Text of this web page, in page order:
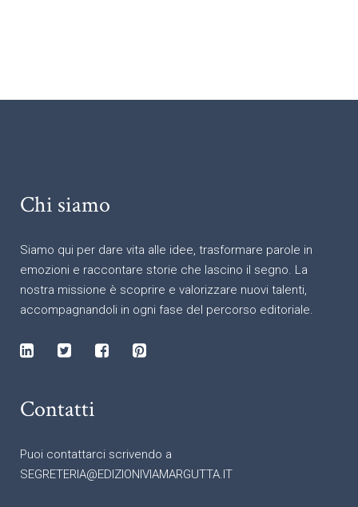
Chi siamo
Siamo qui per dare vita alle idee, trasformare parole in
emozioni e raccontare storie che lascino il segno. La
nostra missione è scoprire e valorizzare nuovi talenti,
accompagnandoli in ogni fase del percorso editoriale.
Contatti
Puoi contattarci scrivendo a
SEGRETERIA@EDIZIONIVIAMARGUTTA.IT